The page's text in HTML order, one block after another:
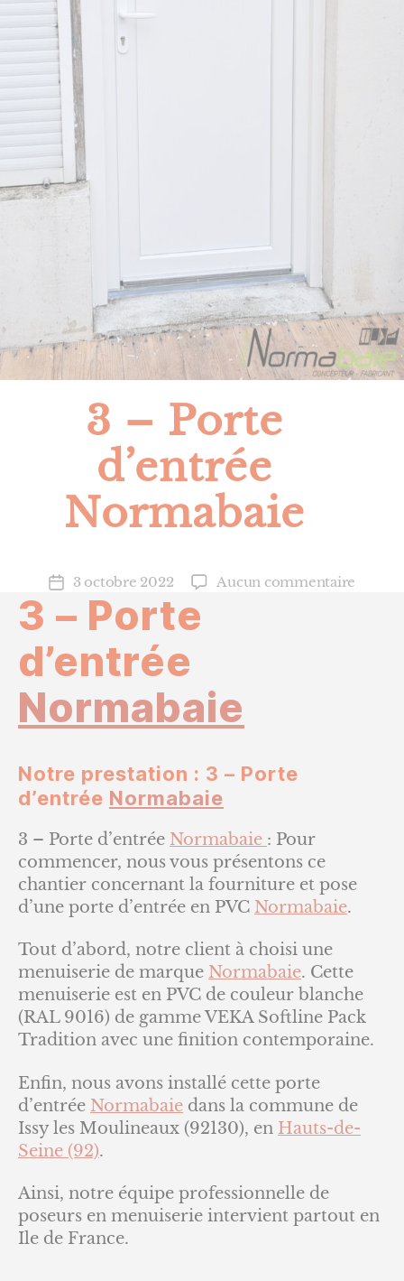
3 – Porte
d’entrée
Normabaie
Date
l’article
3 octobre 2022 Aucun commentaire
3 – Porte
d’entrée
Normabaie
Notre prestation : 3 – Porte
d’entrée Normabaie
3 – Porte d’entrée Normabaie : Pour
commencer, nous vous présentons ce
chantier concernant la fourniture et pose
d’une porte d’entrée en PVC Normabaie.
Tout d’abord, notre client à choisi une
menuiserie de marque Normabaie. Cette
menuiserie est en PVC de couleur blanche
(RAL 9016) de gamme VEKA Softline Pack
Tradition avec une finition contemporaine.
Enfin, nous avons installé cette porte
d’entrée Normabaie dans la commune de
Issy les Moulineaux (92130), en Hauts-de-
Seine (92).
Ainsi, notre équipe professionnelle de
poseurs en menuiserie intervient partout en
Ile de France.